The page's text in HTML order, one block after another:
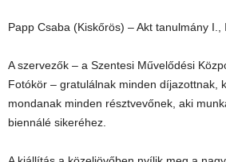
Papp Csaba (Kiskőrös) – Akt tanulmány
A szervezők – a Szentesi Művelődési
Fotókör – gratulálnak minden díjazottnak,
mondanak minden résztvevőnek, aki
biennálé sikeréhez.